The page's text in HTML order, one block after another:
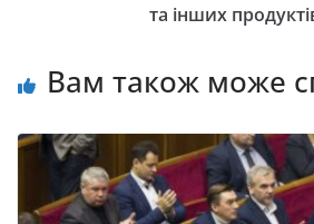
та інших
Вам також може